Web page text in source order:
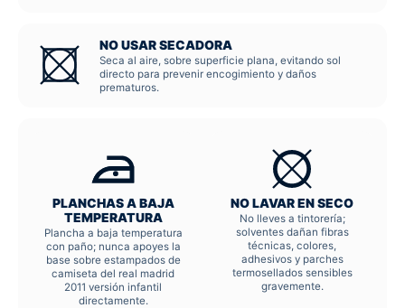
NO USAR SECADORA
Seca al aire, sobre superficie plana, evitando sol
directo para prevenir encogimiento y daños
prematuros.
PLANCHAS A BAJA
TEMPERATURA
Plancha a baja temperatura
con paño; nunca apoyes la
base sobre estampados de
camiseta del real madrid
2011 versión infantil
directamente.
NO LAVAR EN SECO
No lleves a tintorería;
solventes dañan fibras
técnicas, colores,
adhesivos y parches
termosellados sensibles
gravemente.